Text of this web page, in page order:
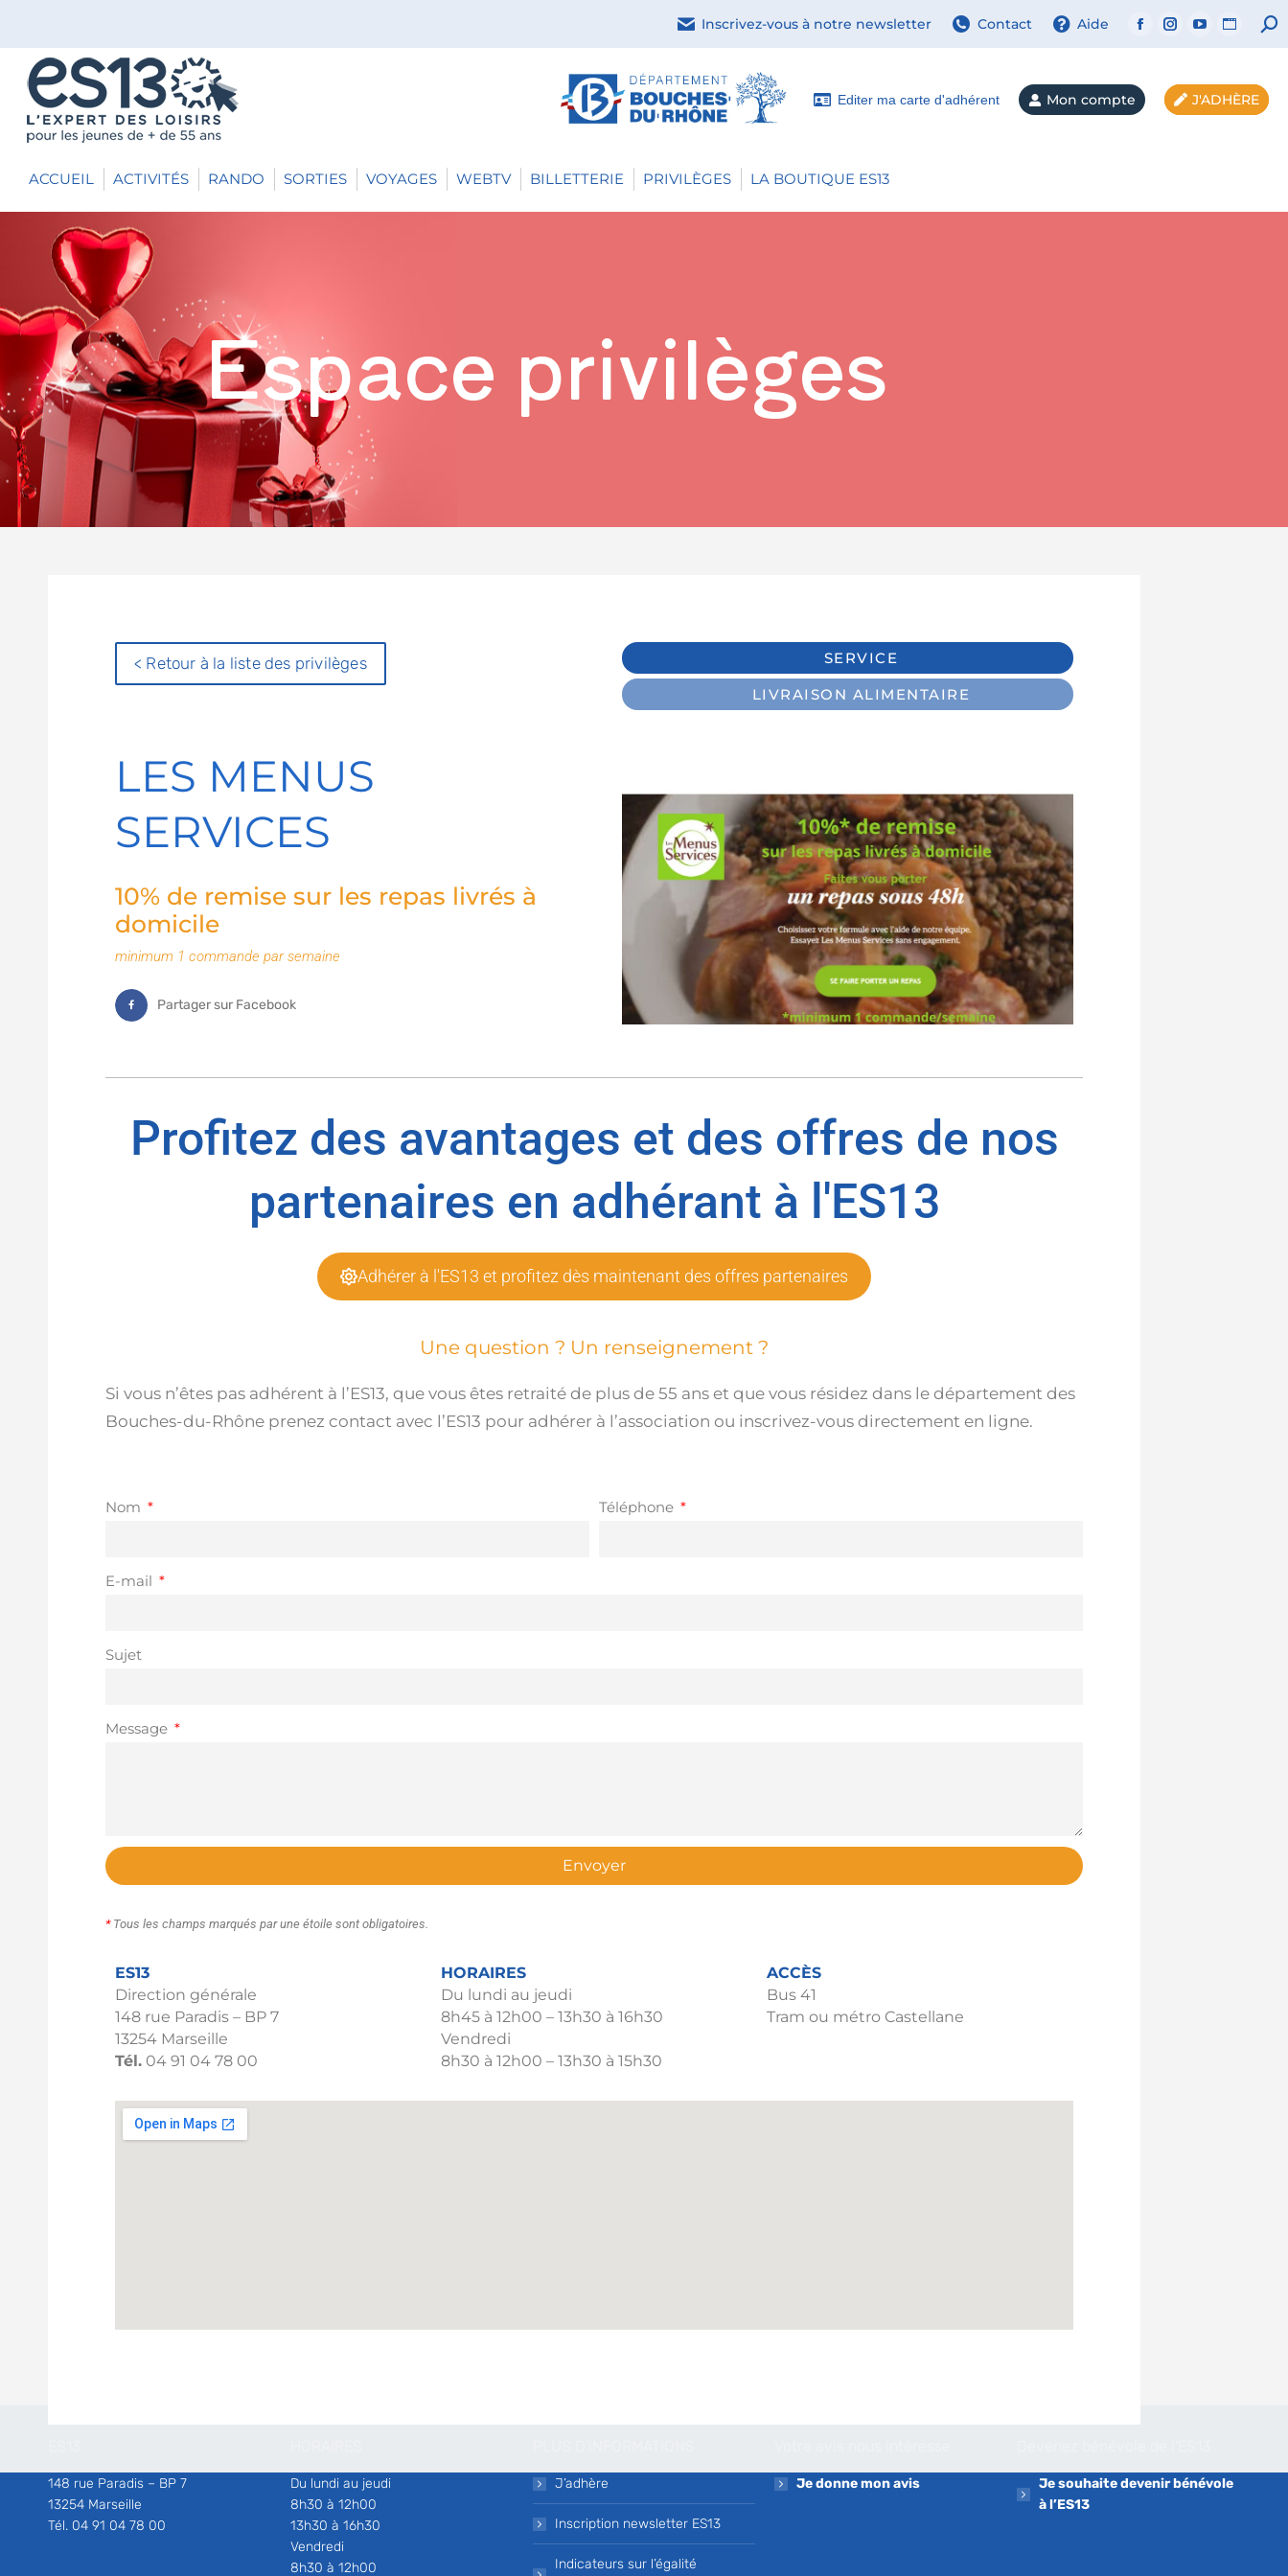
Inscrivez-vous à notre newsletter Contact Aide
Editer ma carte d'adhérent Mon compte J'ADHÈRE
ACCUEIL ACTIVITÉS RANDO SORTIES VOYAGES WEBTV BILLETTERIE PRIVILÈGES LA BOUTIQUE ES13
Espace privilèges
< Retour à la liste des privilèges
SERVICE
LIVRAISON ALIMENTAIRE
LES MENUS
SERVICES
10% de remise sur les repas livrés à
domicile
minimum 1 commande par semaine
Partager sur Facebook
Profitez des avantages et des offres de nos
partenaires en adhérant à l'ES13
Adhérer à l'ES13 et profitez dès maintenant des offres partenaires
Une question ? Un renseignement ?
Si vous n’êtes pas adhérent à l’ES13, que vous êtes retraité de plus de 55 ans et que vous résidez dans le département des
Bouches-du-Rhône prenez contact avec l’ES13 pour adhérer à l’association ou inscrivez-vous directement en ligne.
Nom Téléphone
E-mail
Sujet
Message
Envoyer
*Tous les champs marqués par une étoile sont obligatoires.
ES13
Direction générale
148 rue Paradis – BP 7
13254 Marseille
Tél. 04 91 04 78 00
HORAIRES
Du lundi au jeudi
8h45 à 12h00 – 13h30 à 16h30
Vendredi
8h30 à 12h00 – 13h30 à 15h30
ACCÈS
Bus 41
Tram ou métro Castellane
148 rue Paradis – BP 7
13254 Marseille
Tél. 04 91 04 78 00
Du lundi au jeudi
8h30 à 12h00
13h30 à 16h30
Vendredi
8h30 à 12h00
J’adhère
Inscription newsletter ES13
Indicateurs sur l’égalité
Je donne mon avis
Je souhaite devenir bénévole
à l’ES13